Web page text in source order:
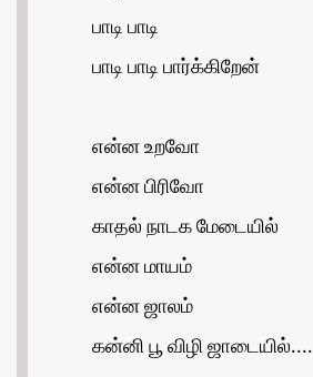
பாடி பாடி
பாடி பாடி பார்க்கிறேன்
என்ன உறவோ
என்ன பிரிவோ
காதல் நாடக மேடையில்
என்ன மாயம்
என்ன ஜாலம்
கன்னி பூ விழி ஜாடையில்....